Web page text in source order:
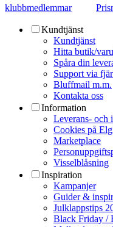
klubbmedlemmar
Kundtjänst
Kundtjänst
Hitta butik/
Spåra din
Support via
Bluffmail m.m.
Kontakta oss
Information
Leverans- och
Cookies på
Marketplace
Visselblåsning
Inspiration
Kampanjer
Guider &
Julklappstips
Black Friday /